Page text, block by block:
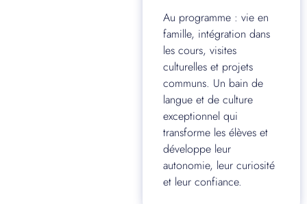
Au programme : vie en
famille, intégration dans
les cours, visites
culturelles et projets
communs. Un bain de
langue et de culture
exceptionnel qui
transforme les élèves et
développe leur
autonomie, leur curiosité
et leur confiance.